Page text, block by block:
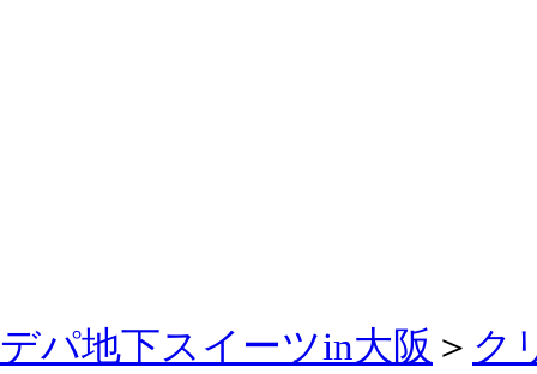
デパ地下スイーツin大阪 ＞ ク